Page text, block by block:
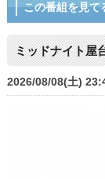
この番組を見て
ミッドナイト屋
2026/08/08(土)